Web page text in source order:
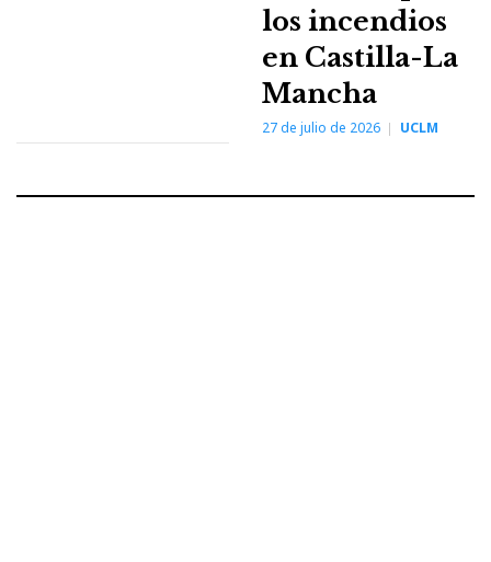
los incendios
en Castilla-La
Mancha
27 de julio de 2026 UCLM